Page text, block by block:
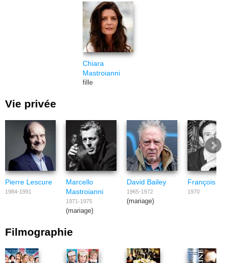
Chiara
Mastroianni
fille
Vie privée
Pierre Lescure
1984-1991
Marcello
Mastroianni
1971-1975
(mariage)
David Bailey
1965-1972
(mariage)
François
1970
Filmographie